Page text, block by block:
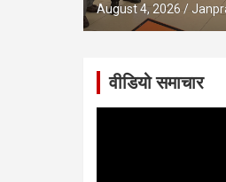
August 4, 2026
वीडियो समाचार